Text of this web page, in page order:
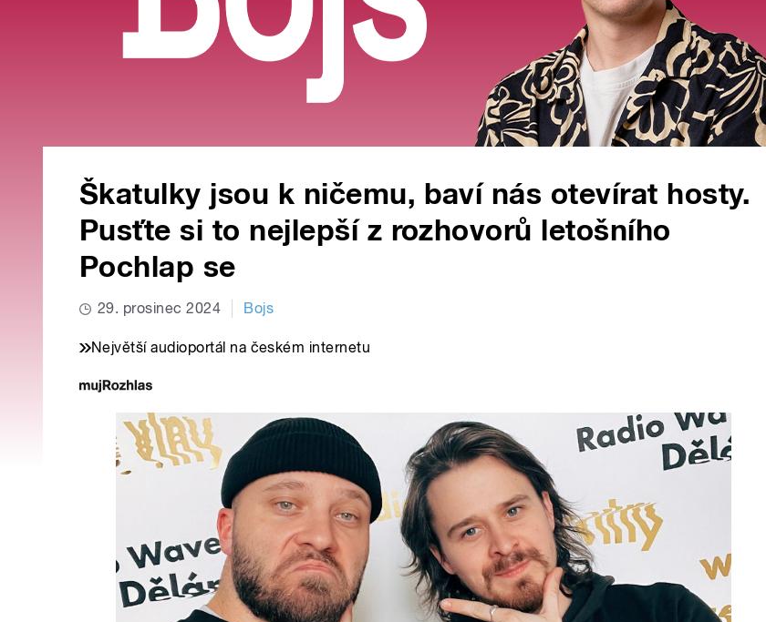
Škatulky jsou k ničemu, baví nás otevírat hosty.
Pusťte si to nejlepší z rozhovorů letošního
Pochlap se
29. prosinec 2024 Bojs
Největší audioportál na českém internetu